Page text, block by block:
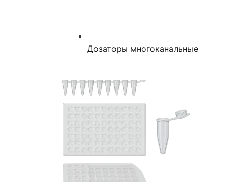
Дозаторы многоканальные